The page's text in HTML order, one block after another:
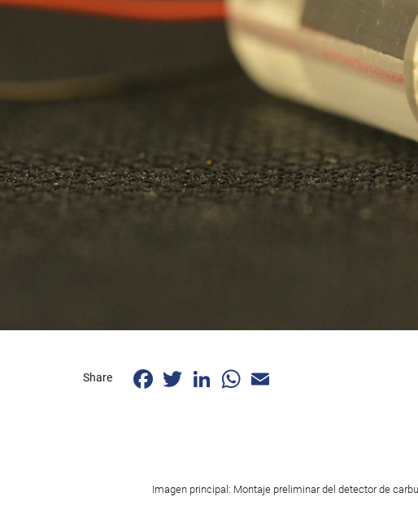
Share FacebookTwitterLinkedInWhatsApp
Imagen principal: Montaje preliminar del detector de